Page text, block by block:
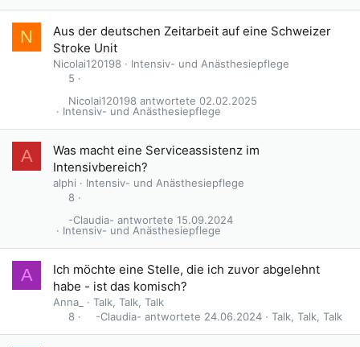
N
Aus der deutschen Zeitarbeit auf eine Schweizer
Stroke Unit
Nicolai120198
Intensiv- und Anästhesiepflege
5
Intensiv- und Anästhesiepflege
02.02.2025
Nicolai120198
A
Was macht eine Serviceassistenz im
Intensivbereich?
alphi
Intensiv- und Anästhesiepflege
8
Intensiv- und Anästhesiepflege
15.09.2024
-Claudia-
A
Ich möchte eine Stelle, die ich zuvor abgelehnt
habe - ist das komisch?
Anna_
Talk, Talk, Talk
8
Talk, Talk, Talk
24.06.2024
-Claudia-